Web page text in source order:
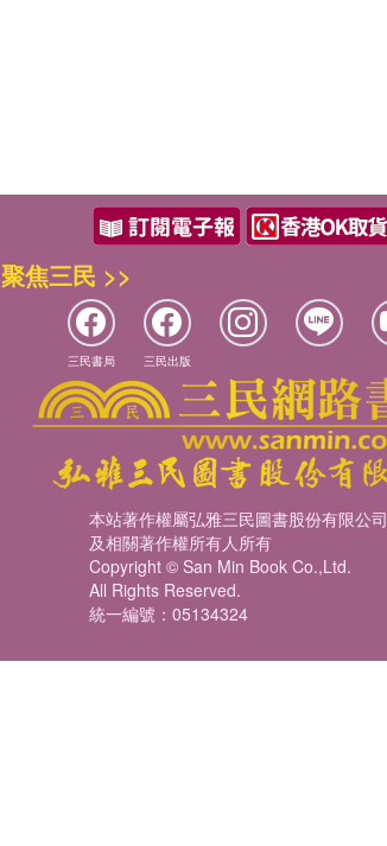
聚焦三民 >>
三民書局 三民出版
本站著作權屬弘雅三民圖書股份有限公司
及相關著作權所有人所有
Copyright © San Min Book Co.,Ltd.
All Rights Reserved.
統一編號：05134324